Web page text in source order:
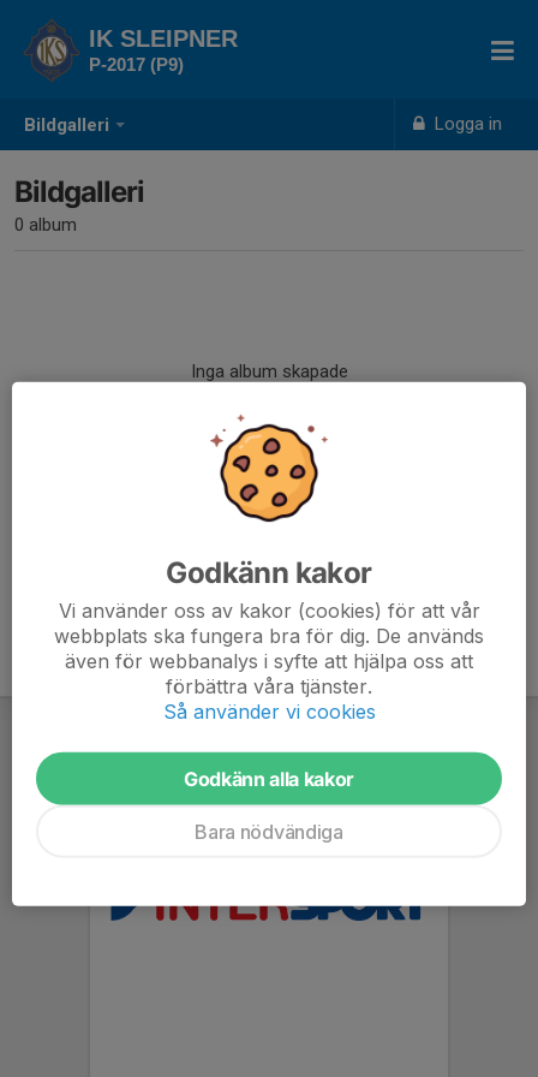
Bildgalleri Logga in
IK SLEIPNER
P-2017 (P9)
Bildgalleri
0 album
Inga album skapade
Godkänn kakor
Vi använder oss av kakor (cookies) för att vår
webbplats ska fungera bra för dig. De används
även för webbanalys i syfte att hjälpa oss att
förbättra våra tjänster.
Så använder vi cookies
Godkänn alla kakor
Bara nödvändiga